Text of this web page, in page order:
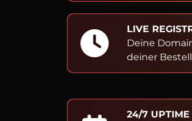
LIVE
Deine
deiner
24/7 UPTIME